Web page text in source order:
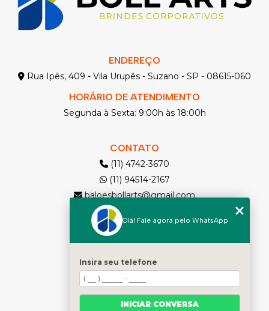
ENDEREÇO
Rua Ipês, 409 - Vila Urupês - Suzano - SP - 08615-060
HORÁRIO DE ATENDIMENTO
Segunda à Sexta: 9:00h às 18:00h
CONTATO
(11) 4742-3670
(11) 94514-2167
baloesbollarts@gmail.com
MENU
Solicite seu Orçamento
Home
Quem somos
Produtos
Contato
Olá! Fale agora pelo WhatsApp
Insira seu telefone
INICIAR CONVERSA